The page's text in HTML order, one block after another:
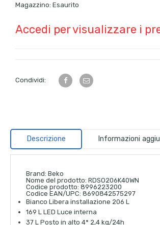
Magazzino: Esaurito
Accedi per visualizzare i
Condividi:
Descrizione Informazioni
Brand: Beko
Nome del prodotto: RDSO206K40WN
Codice prodotto: 8996223200
Codice EAN/UPC: 8690842575297
Bianco Libera installazione 206 L
169 L LED Luce interna
37 L Posto in alto 4* 2,4 kg/24h